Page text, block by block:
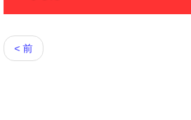
< 前